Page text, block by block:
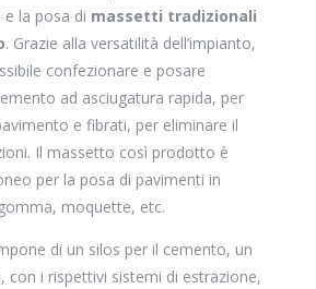
la posa di massetti tradizionali
. Grazie alla versatilità dell’impianto,
confezionare e posare
ad asciugatura rapida, per
e fibrati, per eliminare il
Il massetto così prodotto è
per la posa di pavimenti in
moquette, etc.
di un silos per il cemento, un
con i rispettivi sistemi di estrazione,